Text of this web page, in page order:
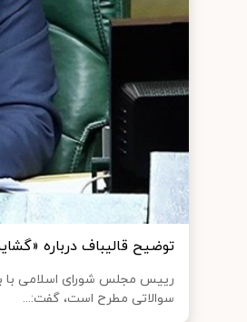
توضیح قالیباف درباره
رییس مجلس شورای اسلامی با
سوالاتی مطرح است، گفت:...